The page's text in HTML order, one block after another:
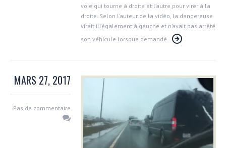
voie qui tourne à droite et l’autre pour virer à la
droite. Selon l’auteur de la vidéo, la dangereuse
virait illégalement à gauche et n’avait pas arrêté
son véhicule lorsque demandé
MARS 27, 2017
Pas de commentaire